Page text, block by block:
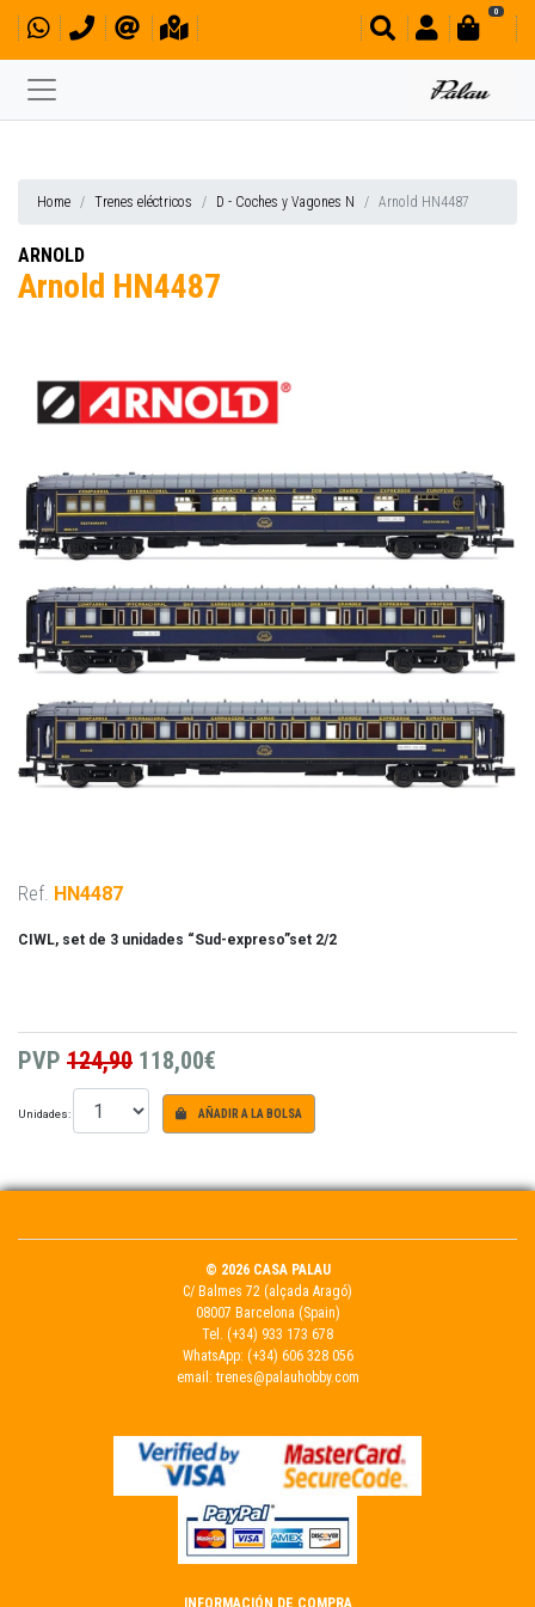
0
Home Trenes eléctricos D - Coches y Vagones N Arnold HN4487
ARNOLD
Arnold HN4487
Ref. HN4487
CIWL, set de 3 unidades “Sud-expreso”set 2/2
PVP 124,90 118,00€
Unidades: AÑADIR A LA BOLSA
© 2026 CASA PALAU
C/ Balmes 72 (alçada Aragó)
08007 Barcelona (Spain)
Tel. (+34) 933 173 678
WhatsApp: (+34) 606 328 056
email: trenes@palauhobby.com
INFORMACIÓN DE COMPRA